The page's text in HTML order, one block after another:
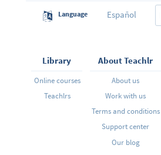
Language Español
Library
Online courses
Teachlrs
About Teachlr
About us
Work with us
Terms and conditions
Support center
Our blog